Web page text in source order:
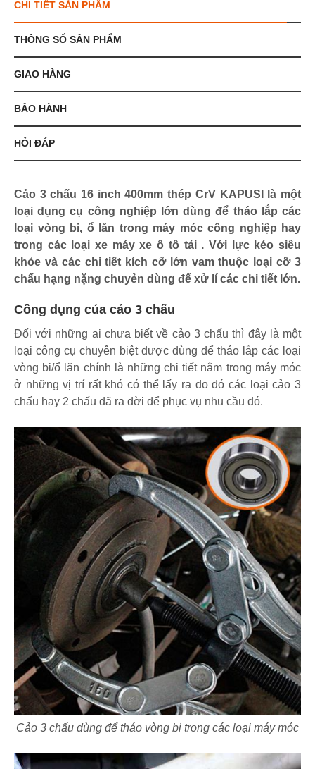
CHI TIẾT SẢN PHẨM
THÔNG SỐ SẢN PHẨM
GIAO HÀNG
BẢO HÀNH
HỎI ĐÁP
Cảo 3 chấu 16 inch 400mm thép CrV KAPUSI là một
loại dụng cụ công nghiệp lớn dùng để tháo lắp các
loại vòng bi, ổ lăn trong máy móc công nghiệp hay
trong các loại xe máy xe ô tô tải . Với lực kéo siêu
khỏe và các chi tiết kích cỡ lớn vam thuộc loại cỡ 3
chấu hạng nặng chuyẻn dùng để xử lí các chi tiết lớn.
Công dụng của cảo 3 chấu
Đối với những ai chưa biết về cảo 3 chấu thì đây là một
loại công cụ chuyên biệt được dùng để tháo lắp các loại
vòng bi/ổ lăn chính là những chi tiết nằm trong máy móc
ở những vị trí rất khó có thể lấy ra do đó các loại cảo 3
chấu hay 2 chấu đã ra đời để phục vụ nhu cầu đó.
Cảo 3 chấu dùng để tháo vòng bi trong các loại máy móc